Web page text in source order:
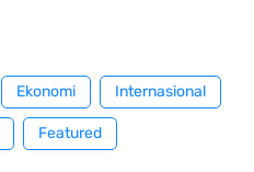
Ekonomi Internasional
Featured